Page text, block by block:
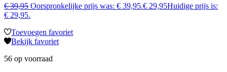
€39,95 Oorspronkelijke prijs was: € 39,95.€ 29,95Huidige prijs is:
€ 29,95.
Toevoegen favoriet
Bekijk favoriet
56 op voorraad